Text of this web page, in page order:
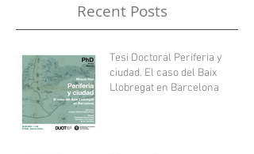
Recent Posts
Tesi Doctoral Periferia y
ciudad. El caso del Baix
Llobregat en Barcelona